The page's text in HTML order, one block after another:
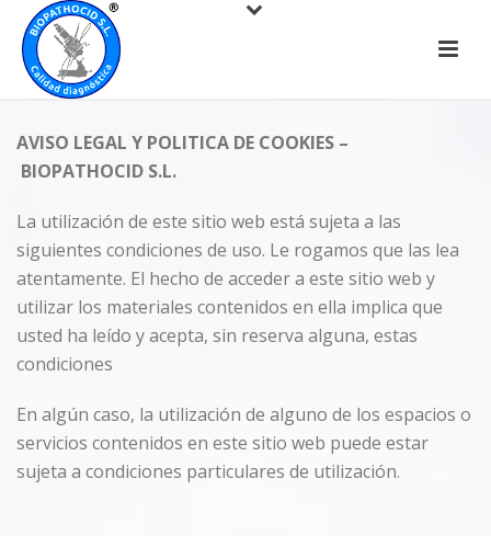
AVISO LEGAL Y POLITICA DE COOKIES –
BIOPATHOCID S.L.
La utilización de este sitio web está sujeta a las
siguientes condiciones de uso. Le rogamos que las lea
atentamente. El hecho de acceder a este sitio web y
utilizar los materiales contenidos en ella implica que
usted ha leído y acepta, sin reserva alguna, estas
condiciones
En algún caso, la utilización de alguno de los espacios o
servicios contenidos en este sitio web puede estar
sujeta a condiciones particulares de utilización.